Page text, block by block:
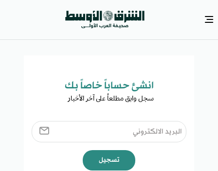
انشئ حساباً خاصاً بك​
سجل وابق مطلعاً على آخر الأخبار ​
تسجيل